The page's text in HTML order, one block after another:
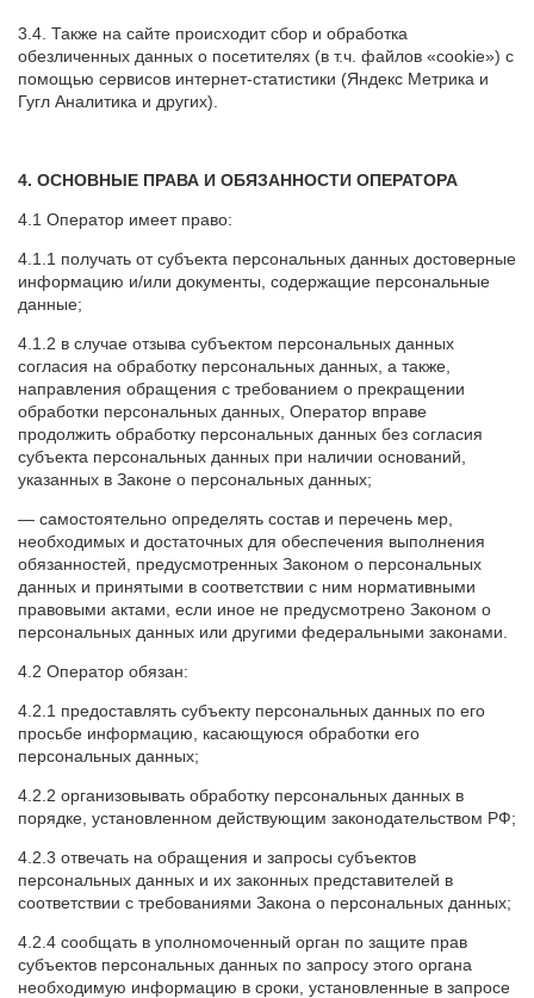
3.4. Также на сайте происходит сбор и обработка
обезличенных данных о посетителях (в т.ч. файлов «cookie») с
помощью сервисов интернет-статистики (Яндекс Метрика и
Гугл Аналитика и других).
4. ОСНОВНЫЕ ПРАВА И ОБЯЗАННОСТИ ОПЕРАТОРА
4.1 Оператор имеет право:
4.1.1 получать от субъекта персональных данных достоверные
информацию и/или документы, содержащие персональные
данные;
4.1.2 в случае отзыва субъектом персональных данных
согласия на обработку персональных данных, а также,
направления обращения с требованием о прекращении
обработки персональных данных, Оператор вправе
продолжить обработку персональных данных без согласия
субъекта персональных данных при наличии оснований,
указанных в Законе о персональных данных;
— самостоятельно определять состав и перечень мер,
необходимых и достаточных для обеспечения выполнения
обязанностей, предусмотренных Законом о персональных
данных и принятыми в соответствии с ним нормативными
правовыми актами, если иное не предусмотрено Законом о
персональных данных или другими федеральными законами.
4.2 Оператор обязан:
4.2.1 предоставлять субъекту персональных данных по его
просьбе информацию, касающуюся обработки его
персональных данных;
4.2.2 организовывать обработку персональных данных в
порядке, установленном действующим законодательством РФ;
4.2.3 отвечать на обращения и запросы субъектов
персональных данных и их законных представителей в
соответствии с требованиями Закона о персональных данных;
4.2.4 сообщать в уполномоченный орган по защите прав
субъектов персональных данных по запросу этого органа
необходимую информацию в сроки, установленные в запросе